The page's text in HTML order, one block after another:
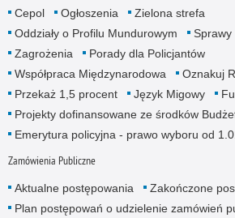
Cepol
Ogłoszenia
Zielona strefa
Oddziały o Profilu Mundurowym
Zagrożenia
Porady dla Policjantów
Współpraca Międzynarodowa
Oznakuj
Przekaż 1,5 procent
Język Migowy
Projekty dofinansowane ze środków
Emerytura policyjna - prawo wyboru od
Zamówienia Publiczne
Aktualne postępowania
Zakończone
Plan postępowań o udzielenie zamówień